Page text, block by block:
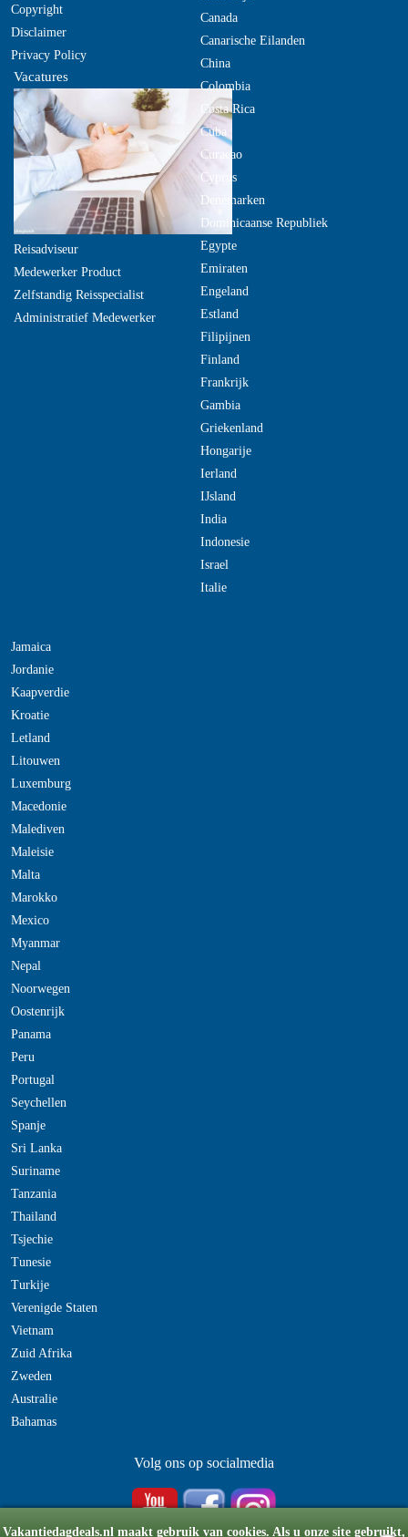
Vakantiedagdeals.nl maakt gebruik van cookies. Als u onze site gebruikt,
Copyright
Disclaimer
Privacy Policy
Vacatures
Reisadviseur
Medewerker Product
Zelfstandig Reisspecialist
Administratief Medewerker
Canada
Canarische Eilanden
China
Colombia
Costa Rica
Cuba
Curacao
Cyprus
Denemarken
Dominicaanse Republiek
Egypte
Emiraten
Engeland
Estland
Filipijnen
Finland
Frankrijk
Gambia
Griekenland
Hongarije
Ierland
IJsland
India
Indonesie
Israel
Italie
Jamaica
Jordanie
Kaapverdie
Kroatie
Letland
Litouwen
Luxemburg
Macedonie
Malediven
Maleisie
Malta
Marokko
Mexico
Myanmar
Nepal
Noorwegen
Oostenrijk
Panama
Peru
Portugal
Seychellen
Spanje
Sri Lanka
Suriname
Tanzania
Thailand
Tsjechie
Tunesie
Turkije
Verenigde Staten
Vietnam
Zuid Afrika
Zweden
Australie
Bahamas
Volg ons op socialmedia